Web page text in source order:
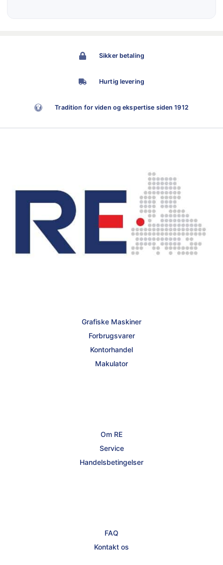
Sikker betaling
Hurtig levering
Tradition for viden og ekspertise siden 1912
Grafiske Maskiner
Forbrugsvarer
Kontorhandel
Makulator
Om RE
Service
Handelsbetingelser
FAQ
Kontakt os